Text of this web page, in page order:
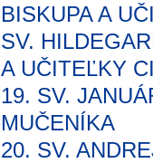
BISKUPA A
SV.
A UČITEĽKY
19. SV.
MUČENÍKA
20. SV.